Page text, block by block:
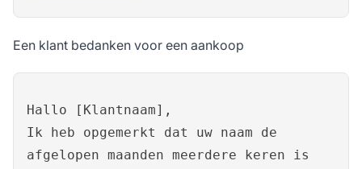
Een klant bedanken voor een aankoop
Hallo [Klantnaam],
Ik heb opgemerkt dat uw naam de
afgelopen maanden meerdere keren is